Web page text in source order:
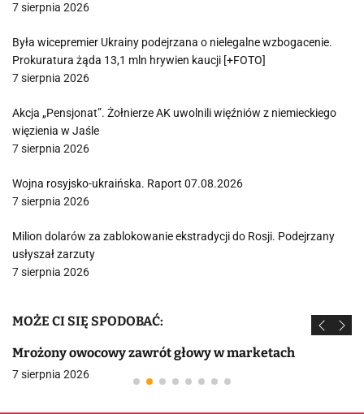
7 sierpnia 2026
Była wicepremier Ukrainy podejrzana o nielegalne wzbogacenie.
Prokuratura żąda 13,1 mln hrywien kaucji [+FOTO]
7 sierpnia 2026
Akcja „Pensjonat”. Żołnierze AK uwolnili więźniów z niemieckiego
więzienia w Jaśle
7 sierpnia 2026
Wojna rosyjsko-ukraińska. Raport 07.08.2026
7 sierpnia 2026
Milion dolarów za zablokowanie ekstradycji do Rosji. Podejrzany
usłyszał zarzuty
7 sierpnia 2026
MOŻE CI SIĘ SPODOBAĆ:
Mrożony owocowy zawrót głowy w marketach
7 sierpnia 2026